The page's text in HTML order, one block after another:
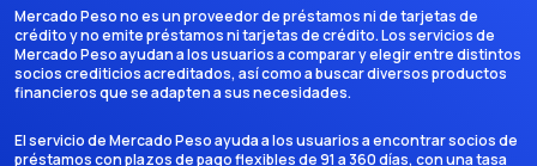
Mercado Peso no es un proveedor de préstamos ni de tarjetas de
crédito y no emite préstamos ni tarjetas de crédito. Los servicios de
Mercado Peso ayudan a los usuarios a comparar y elegir entre distintos
socios crediticios acreditados, así como a buscar diversos productos
financieros que se adapten a sus necesidades.
El servicio de Mercado Peso ayuda a los usuarios a encontrar socios de
préstamos con plazos de pago flexibles de 91 a 360 días, con una tasa